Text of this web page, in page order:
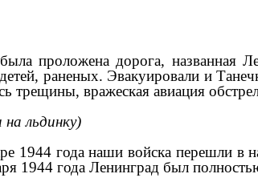
проложена дорога, названная
раненых. Эвакуировали и
трещины, вражеская авиация
льдинку)
1944 года наши войска перешли
1944 года Ленинград был